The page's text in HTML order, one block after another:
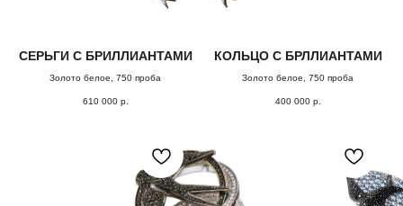
СЕРЬГИ С БРИЛЛИАНТАМИ
Золото белое, 750 проба
610 000 р.
КОЛЬЦО С БРЛЛИАНТАМИ
Золото белое, 750 проба
400 000 р.
свои контактные данные